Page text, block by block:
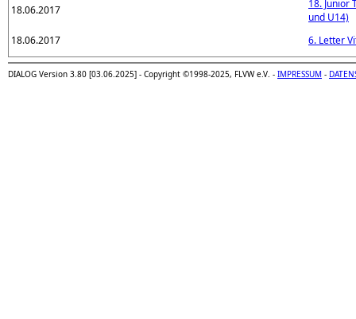
18.06.2017
18. Junior
und U14)
18.06.2017
6. Letter
DIALOG Version 3.80 [03.06.2025] - Copyright ©1998-2025, FLVW e.V. - IMPRESSUM -